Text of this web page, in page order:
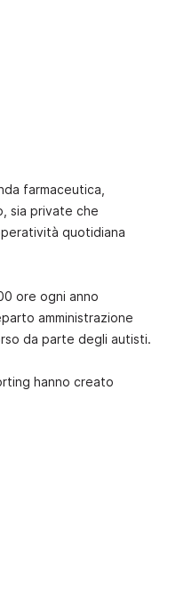
farmaceutica,
sia private che
quotidiana
ore ogni anno
amministrazione
da parte degli autisti.
hanno creato